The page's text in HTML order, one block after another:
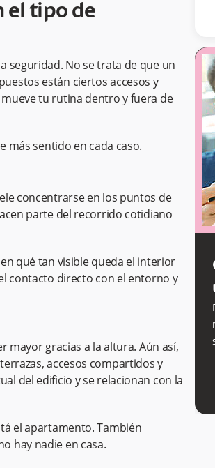
el tipo de
seguridad. No se trata de que un
están ciertos accesos y
tu rutina dentro y fuera de
más sentido en cada caso.
concentrarse en los puntos de
parte del recorrido cotidiano
qué tan visible queda el interior
contacto directo con el entorno y
mayor gracias a la altura. Aún así,
accesos compartidos y
del edificio y se relacionan con la
el apartamento. También
hay nadie en casa.